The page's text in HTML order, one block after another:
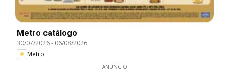
Metro catálogo
30/07/2026- 06/08/2026
Metro
ANUNCIO